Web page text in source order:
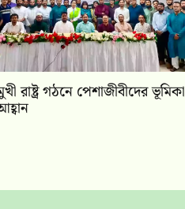
রাষ্ট্র গঠনে পেশাজীবীদের ভূমিকা